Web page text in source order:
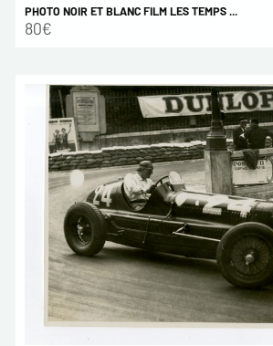
PHOTO NOIR ET BLANC FILM LES TEMPS ...
80€